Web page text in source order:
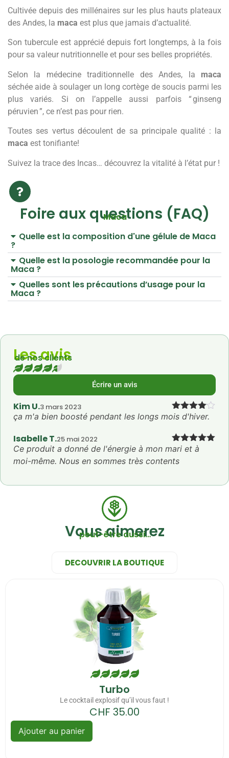
Cultivée depuis des millénaires sur les plus hauts plateaux
des Andes, la maca est plus que jamais d’actualité.
Son tubercule est apprécié depuis fort longtemps, à la fois
pour sa valeur nutritionnelle et pour ses belles propriétés.
Selon la médecine traditionnelle des Andes, la maca
séchée aide à soulager un long cortège de soucis parmi les
plus variés. Si on l’appelle aussi parfois “ ginseng
péruvien ”, ce n’est pas pour rien.
Toutes ses vertus découlent de sa principale qualité : la
maca est tonifiante!
Suivez la trace des Incas… découvrez la vitalité à l’état pur !
Foire aux questions (FAQ)
Maca
Quelle est la composition d'une gélule de Maca
?
Quelle est la posologie recommandée pour la
Maca ?
Quelles sont les précautions d’usage pour la
Maca ?
Les avis
de nos clients
Écrire un avis
Note4
Kim U.3 mars 2023
ça m'a bien boosté pendant les longs mois d'hiver.
Note5sur
5
Isabelle T.25 mai 2022
Ce produit a donné de l'énergie à mon mari et à
moi-même. Nous en sommes très contents
Vous aimerez
peut-être aussi…
DECOUVRIR LA BOUTIQUE
Turbo
Le cocktail explosif qu’il vous faut !
CHF 35.00
Ajouter au panier